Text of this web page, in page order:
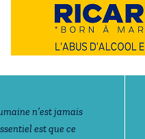
n’est jamais
est que ce